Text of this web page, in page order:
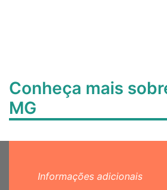
Conheça mais
MG
Informações adicionais